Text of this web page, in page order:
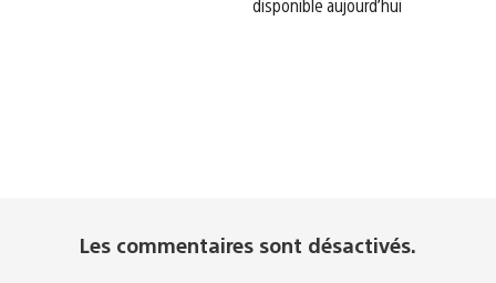
disponible aujourd’hui
Les commentaires sont désactivés.